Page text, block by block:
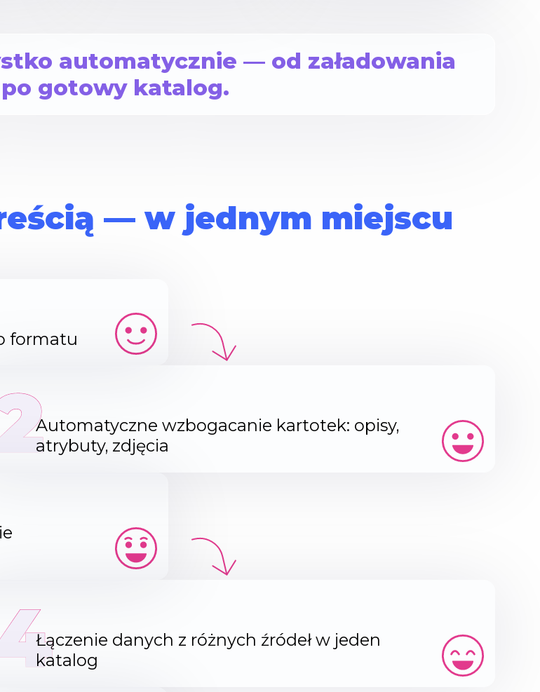
automatycznie — od załadowania
gotowy katalog.
— w jednym miejscu
formatu
Automatyczne wzbogacanie kartotek: opisy,
atrybuty, zdjęcia
Łączenie danych z różnych źródeł w jeden
katalog